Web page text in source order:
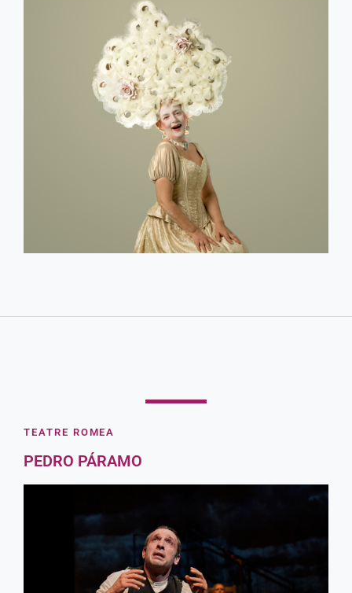
Comprar
TEATRE ROMEA
PEDRO PÁRAMO